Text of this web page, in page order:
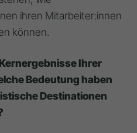
ihren Mitarbeiter:innen
können.
Ihrer
Bedeutung haben
Destinationen